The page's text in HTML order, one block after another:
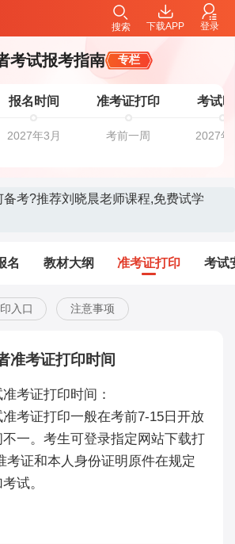
下载APP 登录
搜索
考试报考指南 专栏
报名时间
2027年3月
准考证打印
考前一周
考试
2027年
考?推荐刘晓晨老师课程,免费试学
名 教材大纲 准考证打印 考试
入口 注意事项
准考证打印时间
考证打印时间：
考证打印一般在考前7-15日开放
一。考生可登录指定网站下载打
考证和本人身份证明原件在规定
试。